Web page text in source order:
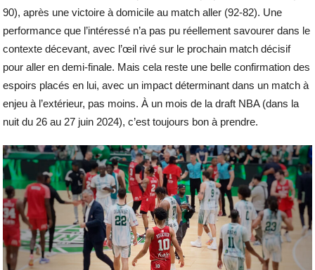
90), après une victoire à domicile au match aller (92-82). Une
performance que l’intéressé n’a pas pu réellement savourer dans le
contexte décevant, avec l’œil rivé sur le prochain match décisif
pour aller en demi-finale. Mais cela reste une belle confirmation des
espoirs placés en lui, avec un impact déterminant dans un match à
enjeu à l’extérieur, pas moins. À un mois de la draft NBA (dans la
nuit du 26 au 27 juin 2024), c’est toujours bon à prendre.